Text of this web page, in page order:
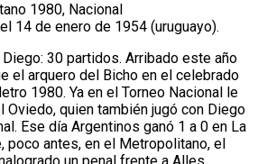
1980, Nacional
14 de enero de 1954 (uruguayo).
30 partidos. Arribado este año
el arquero del Bicho en el celebrado
1980. Ya en el Torneo Nacional le
Oviedo, quien también jugó con Diego
Ese día Argentinos ganó 1 a 0 en La
poco antes, en el Metropolitano, el